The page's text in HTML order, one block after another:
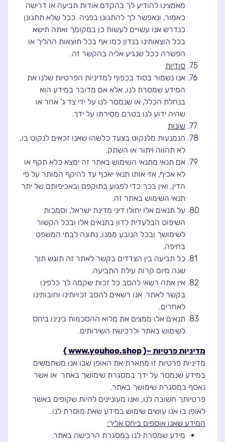
מאמצינו להודיע לך בהקדם אודות תביעה או דרישה
כאמור, ונאפשר לך להתגונן בפניה. ככל שלא תתגונן
כנדרש אנו עשויים לעשות כן במקומך ואתה תישא
בכל הוצאותינו בנדון כמו אף בכל תוצאות ההליך או
הפשרה ככל שנגיע אליה בהקשר זה.
סודיות
אנו נשמור בסוד בכפוף למדיניות הפרטיות שלנו את
המידע שמסרת לנו, אלא אם מדובר במידע הוא
בנחלת הכלל, או שנמסר לנו על ידי צד ג' אחר או
שהיה ידוע לנו בטרם מסירתו על ידך.
שונות
הנמנעות מלנקוט בצעד כלשהו שאנו זכאים לנקוט בו,
לא תהווה ויתור או השתק.
אם תנאי מתנאי השימוש באתר זה ימצא כלא תקף או
לא אכיף, אזי אותו תנאי יאכף עד להיקף המותר על פי
הדין, ואין בכך כדי לפגוע בתוקפם ובאכיפותם של יתר
תנאי השימוש באתר זה.
על תנאים אלו יחולו דיני מדינת ישראל, וסמכות
השיפוט הבלעדית לדון בתנאים אלו ובכל הקשור
לשימושך ובכל הנובע ממנו, נתונה לבתי המשפט
בחיפה.
כל תביעה בין הצדדים בקשר לאתר זה תוגש תוך
שנה מיום קרות עילת התביעה.
אין אתה רשאי להסב כל זכות שקמה לך כלפינו
בקשר לאתר. אנו רשאים להסב זכויותינו וחובותינו
לאחרים.
תנאים אלו ממצים את מלוא ההסכמות בינינו ביחס
לשימוש באתר ולרכישת השירותים.
מדיניות פרטיות –{www.youhoo.shop }
מדיניות פרטיות זו מתארת את האופן שבו אנו משתמשים
במידע שנמסר על ידך במסגרת שימושך באתר או אשר
נאסף במסגרת שימושך באתר.
פרטיותך חשובה לנו, ואנו מעוניינים להיות שקופים באשר
לאופן בו אנו עושים שימוש במידע שאת מוסרת לנו.
המידע שאנו אוספים ביחס אליך:
מידע שמסרת לנו במסגרת הרכישה באתר.